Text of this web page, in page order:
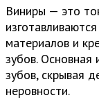
Виниры — это
материалов и
зубов.
зубов, скрывая
неровности.